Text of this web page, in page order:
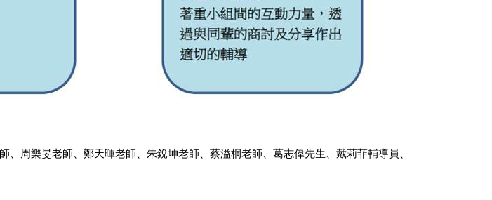
、周樂旻老師、鄭天暉老師、朱銳坤老師、蔡溢桐老師、葛志偉先生、戴莉菲輔導員、